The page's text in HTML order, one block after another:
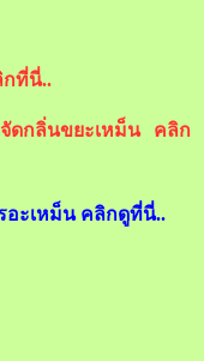
ที่นี่..
ดกลิ่นขยะเหม็น คลิก
อะเหม็น คลิกดูที่นี่..